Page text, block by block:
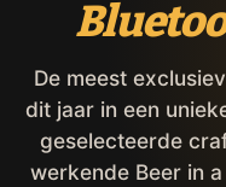
De meest
dit jaar in een
geselecteerde
werkende Beer in